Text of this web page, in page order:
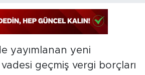
yayımlanan yeni
geçmiş vergi borçları